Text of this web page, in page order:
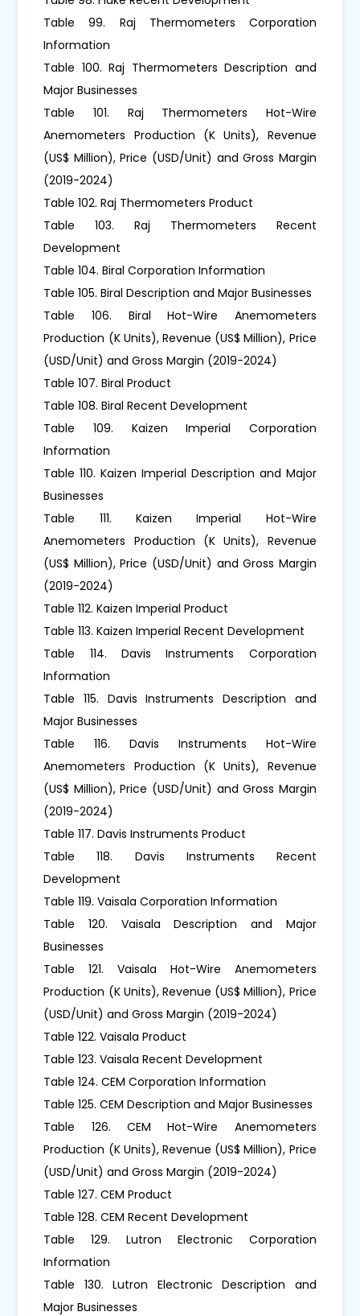
Table 99. Raj Thermometers Corporation
Information
Table 100. Raj Thermometers Description and
Major Businesses
Table 101. Raj Thermometers Hot-Wire
Anemometers Production (K Units), Revenue
(US$ Million), Price (USD/Unit) and Gross Margin
(2019-2024)
Table 102. Raj Thermometers Product
Table 103. Raj Thermometers Recent
Development
Table 104. Biral Corporation Information
Table 105. Biral Description and Major Businesses
Table 106. Biral Hot-Wire Anemometers
Production (K Units), Revenue (US$ Million), Price
(USD/Unit) and Gross Margin (2019-2024)
Table 107. Biral Product
Table 108. Biral Recent Development
Table 109. Kaizen Imperial Corporation
Information
Table 110. Kaizen Imperial Description and Major
Businesses
Table 111. Kaizen Imperial Hot-Wire
Anemometers Production (K Units), Revenue
(US$ Million), Price (USD/Unit) and Gross Margin
(2019-2024)
Table 112. Kaizen Imperial Product
Table 113. Kaizen Imperial Recent Development
Table 114. Davis Instruments Corporation
Information
Table 115. Davis Instruments Description and
Major Businesses
Table 116. Davis Instruments Hot-Wire
Anemometers Production (K Units), Revenue
(US$ Million), Price (USD/Unit) and Gross Margin
(2019-2024)
Table 117. Davis Instruments Product
Table 118. Davis Instruments Recent
Development
Table 119. Vaisala Corporation Information
Table 120. Vaisala Description and Major
Businesses
Table 121. Vaisala Hot-Wire Anemometers
Production (K Units), Revenue (US$ Million), Price
(USD/Unit) and Gross Margin (2019-2024)
Table 122. Vaisala Product
Table 123. Vaisala Recent Development
Table 124. CEM Corporation Information
Table 125. CEM Description and Major Businesses
Table 126. CEM Hot-Wire Anemometers
Production (K Units), Revenue (US$ Million), Price
(USD/Unit) and Gross Margin (2019-2024)
Table 127. CEM Product
Table 128. CEM Recent Development
Table 129. Lutron Electronic Corporation
Information
Table 130. Lutron Electronic Description and
Major Businesses